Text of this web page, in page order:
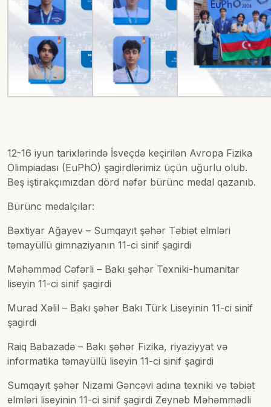
12-16 iyun tarixlərində İsveçdə keçirilən Avropa Fizika
Olimpiadası (EuPhO) şagirdlərimiz üçün uğurlu olub.
Beş iştirakçımızdan dörd nəfər bürünc medal qazanıb.
Bürünc medalçılar:
Bəxtiyar Ağayev – Sumqayıt şəhər Təbiət elmləri
təmayüllü gimnaziyanın 11-ci sinif şagirdi
Məhəmməd Cəfərli – Bakı şəhər Texniki-humanitar
liseyin 11-ci sinif şagirdi
Murad Xəlil – Bakı şəhər Bakı Türk Liseyinin 11-ci sinif
şagirdi
Raiq Babazadə – Bakı şəhər Fizika, riyaziyyat və
informatika təmayüllü liseyin 11-ci sinif şagirdi
Sumqayıt şəhər Nizami Gəncəvi adına texniki və təbiət
elmləri liseyinin 11-ci sinif şagirdi Zeynəb Məhəmmədli